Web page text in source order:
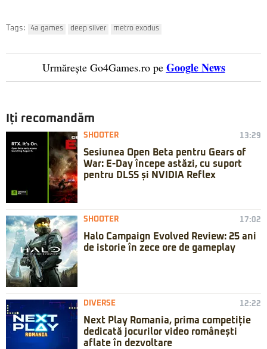
Tags: 4a games deep silver metro exodus
Urmărește Go4Games.ro pe Google News
Iți recomandăm
SHOOTER 13:29
Sesiunea Open Beta pentru Gears of
War: E-Day începe astăzi, cu suport
pentru DLSS și NVIDIA Reflex
SHOOTER 17:02
Halo Campaign Evolved Review: 25 ani
de istorie în zece ore de gameplay
DIVERSE 12:22
Next Play Romania, prima competiție
dedicată jocurilor video românești
aflate în dezvoltare